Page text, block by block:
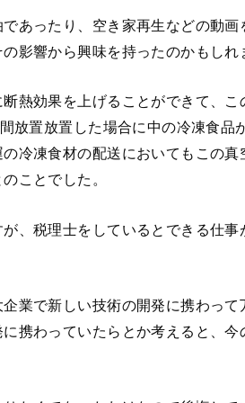
あったり、空き家再生などの動画
影響から興味を持ったのかもしれ
熱効果を上げることができて、こ
放置放置した場合に中の冷凍食品
冷凍食材の配送においてもこの真
ことでした。
、税理士をしているとできる仕事
業で新しい技術の開発に携わって
携わっていたらとか考えると、今